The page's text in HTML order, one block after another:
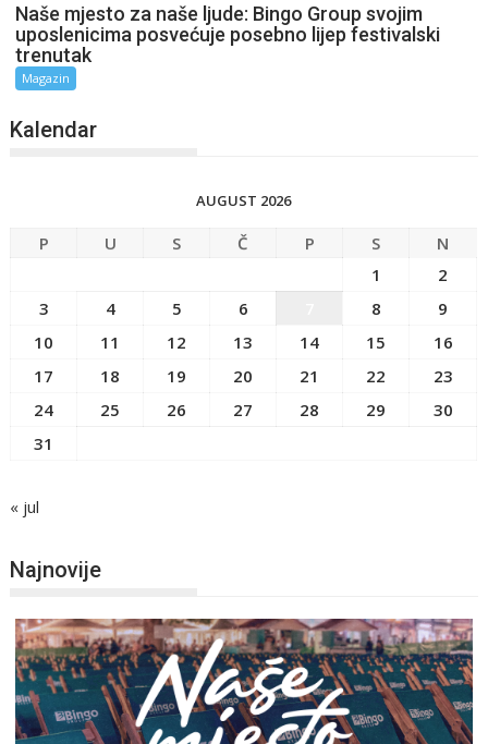
Naše mjesto za naše ljude: Bingo Group svojim
uposlenicima posvećuje posebno lijep festivalski
trenutak
Magazin
Kalendar
AUGUST 2026
P U S Č P S
N
1
2
3
4 5 6 8
9
10
11 12 13 14 15
16
17
18 19 20 21 22
23
24
25 26 27 28 29
30
31
« jul
Najnovije